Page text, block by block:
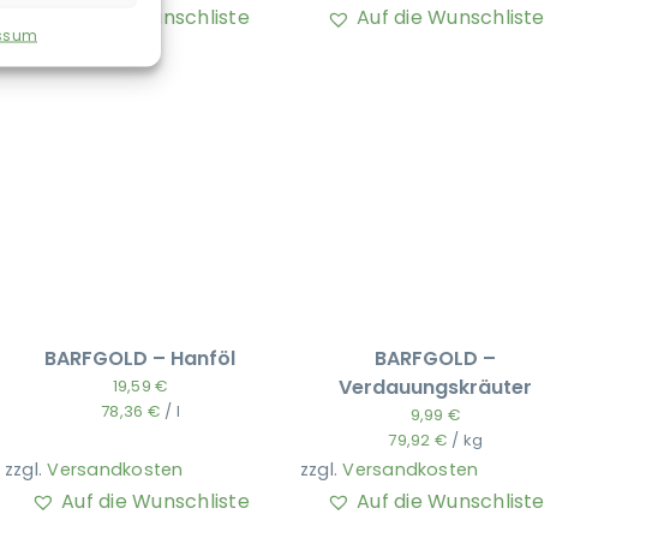
Auf die Wunschliste Auf die Wunschliste
BARFGOLD – Hanföl
19,59€
78,36 € / l
zzgl.Versandkosten
Auf die Wunschliste
BARFGOLD –
Verdauungskräuter
9,99 €
79,92 € / kg
zzgl.Versandkosten
Auf die Wunschliste